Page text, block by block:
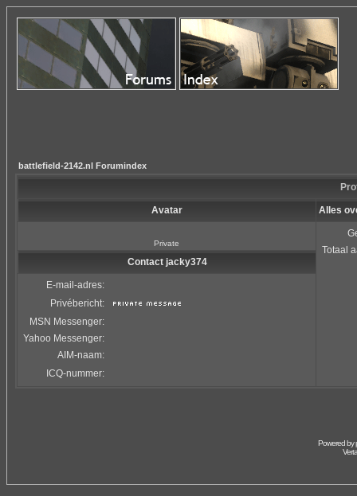
battlefield-2142.nl Forumindex
Avatar Alles
Private
Totaal
Contact jacky374
E-mail-adres:
Privébericht:
MSN Messenger:
Yahoo Messenger:
AIM-naam:
ICQ-nummer:
Powered by